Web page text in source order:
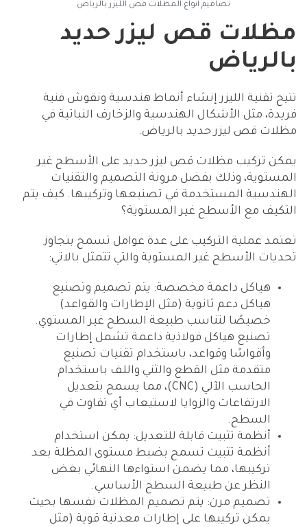
تصاميم انواع المظلات قص الليزر بالرياض
مظلات قص ليزر حديد
بالرياض
تتيح تقنية الليزر إنشاء أنماط هندسية ونقوش فنية
فريدة، مثل الأشكال الهندسية والزخارف النباتية في
مظلات قص ليزر حديد بالرياض.
يمكن تركيب مظلات قص ليزر حديد على الأسطح غير
المستوية، وذلك بفضل مرونة التصميم والتقنيات
الهندسية المستخدمة في تصنيعها وتركيبها. كيف يتم
التكيف مع الأسطح غير المستوية؟
تعتمد عملية التركيب على عدة عوامل تسمح بتجاوز
تحديات الأسطح غير المستوية والتي تتمثل بالاتي:
هياكل داعمة مخصصة: يتم تصميم وتصنيع
هياكل دعم ثانوية (مثل الإطارات والقواعد)
خصيصًا لتناسب طبيعة السطح غير المستوي.
تصنيع هياكل فولاذية داعمة تشمل إطارات
وأقواسًا وقواعد، باستخدام تقنيات تصنيع
متقدمة مثل القطع والثني واللف باستخدام
الحاسب الآلي (CNC)، مما يسمح بتعديل
الارتفاعات والزوايا لاستيعاب أي تفاوت في
السطح.
أنظمة تثبيت قابلة للتعديل: يمكن استخدام
أنظمة تثبيت تسمح بضبط مستوى المظلة بعد
تركيبها، مما يضمن استواءها النهائي بغض
النظر عن طبيعة السطح الأساسي.
تصميم مرن: يتم تصميم المظلات نفسها بحيث
يمكن تركيبها على إطارات معدنية قوية (مثل